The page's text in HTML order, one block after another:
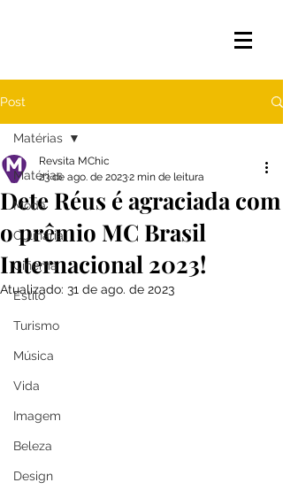
Post
Matérias
Moda
Culinária
Cinema
Estilo
Turismo
Música
Vida
Imagem
Beleza
Design
Matérias
Dete Réus é agraciada com
o prêmio MC Brasil
Internacional 2023!
Revsita MChic
23 de ago. de 20232 min de leitura
Atualizado: 31 de ago. de 2023